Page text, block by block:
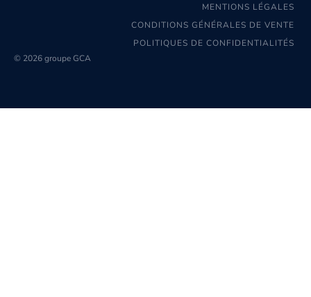
MENTIONS LÉGALES
CONDITIONS GÉNÉRALES DE VENTE
POLITIQUES DE CONFIDENTIALITÉS
© 2026 groupe GCA